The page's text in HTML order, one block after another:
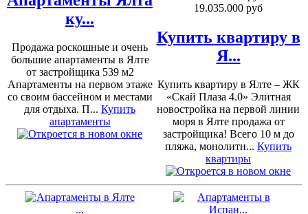
ку...
Продажа роскошные и очень
большие апартаменты в Ялте
от застройщика 539 м2
Апартаменты на первом этаже
со своим бассейном и местами
для отдыха. П... Купить
апартаменты
19.035.000 руб
Купить квартиру в
Я...
Купить квартиру в Ялте – ЖК
«Скай Плаза 4.0» Элитная
новостройка на первой линии
моря в Ялте продажа от
застройщика! Всего 10 м до
пляжа, монолитн... Купить
квартиры